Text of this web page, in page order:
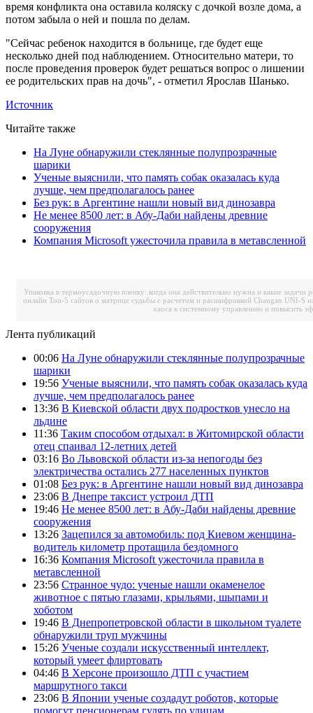
время конфликта она оставила коляску с дочкой возле дома, а
потом забыла о ней и пошла по делам.
"Сейчас ребенок находится в больнице, где будет еще
несколько дней под наблюдением. Относительно матери, то
после проведения проверок будет решаться вопрос о лишении
ее родительских прав на дочь", - отметил Ярослав Шанько.
Источник
Читайте также
На Луне обнаружили стеклянные полупрозрачные
шарики
Ученые выяснили, что память собак оказалась куда
лучше, чем предполагалось ранее
Без рук: в Аргентине нашли новый вид динозавра
Не менее 8500 лет: в Абу-Даби найдены древние
сооружения
Компания Microsoft ужесточила правила в метавсленной
Упаковка в термоусадочную пленку: когда она действительно нужна и какие задачи
онлайн Топ-5 сайтов о матрице судьбы с расчетом и расшифровкой Changan UNI-S
хаоса к системному управлению и повысить
Лента публикаций
00:06 На Луне обнаружили стеклянные полупрозрачные
шарики
19:56 Ученые выяснили, что память собак оказалась куда
лучше, чем предполагалось ранее
13:36 В Киевской области двух подростков унесло на
льдине
11:36 Таким способом отдыхал: в Житомирской области
отец спаивал 12-летних детей
03:16 Во Львовской области из-за непогоды без
электричества остались 277 населенных пунктов
01:08 Без рук: в Аргентине нашли новый вид динозавра
23:06 В Днепре таксист устроил ДТП
19:46 Не менее 8500 лет: в Абу-Даби найдены древние
сооружения
13:26 Зацепился за автомобиль: под Киевом женщина-
водитель километр протащила бездомного
16:36 Компания Microsoft ужесточила правила в
метавсленной
23:56 Странное чудо: ученые нашли окаменелое
животное с пятью глазами, крыльями, шыпами и
хоботом
19:46 В Днепропетровской области в школьном туалете
обнаружили труп мужчины
15:26 Ученые создали искусственный интеллект,
который умеет флиртовать
04:46 В Херсоне произошло ДТП с участием
маршрутного такси
23:06 В Японии ученые создадут роботов, которые
помогут пенсионерам гулять по улицам